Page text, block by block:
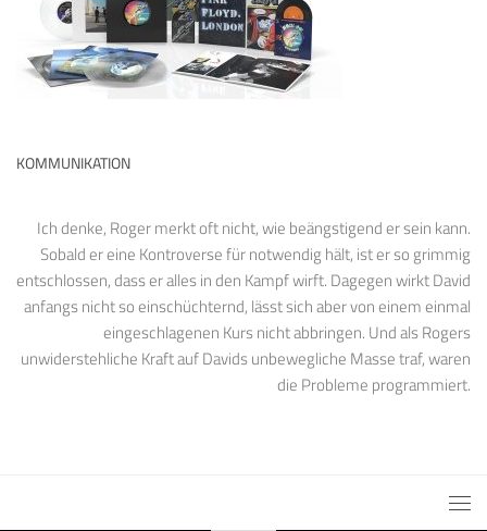
KOMMUNIKATION
Ich denke, Roger merkt oft nicht, wie beängstigend er sein kann.
Sobald er eine Kontroverse für notwendig hält, ist er so grimmig
entschlossen, dass er alles in den Kampf wirft. Dagegen wirkt David
anfangs nicht so einschüchternd, lässt sich aber von einem einmal
eingeschlagenen Kurs nicht abbringen. Und als Rogers
unwiderstehliche Kraft auf Davids unbewegliche Masse traf, waren
die Probleme programmiert.